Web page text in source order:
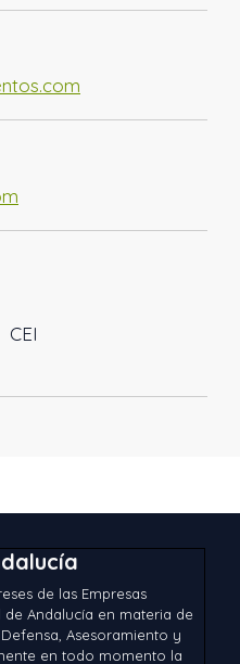
CEI
de las Empresas
de Andalucía en materia de
Asesoramiento y
en todo momento la